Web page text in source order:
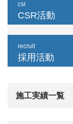
csr
CSR活動
recruit
採用活動
施工実績一覧